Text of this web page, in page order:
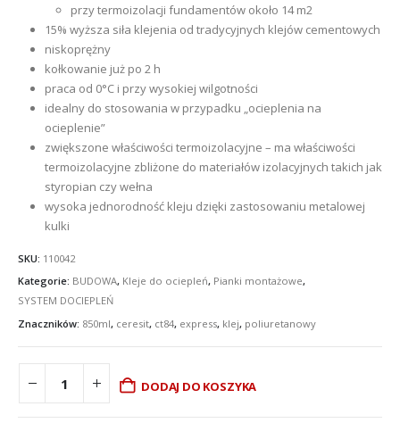
przy termoizolacji fundamentów około 14 m2
15% wyższa siła klejenia od tradycyjnych klejów cementowych
niskoprężny
kołkowanie już po 2 h
praca od 0°C i przy wysokiej wilgotności
idealny do stosowania w przypadku „ocieplenia na
ocieplenie”
zwiększone właściwości termoizolacyjne – ma właściwości
termoizolacyjne zbliżone do materiałów izolacyjnych takich jak
styropian czy wełna
wysoka jednorodność kleju dzięki zastosowaniu metalowej
kulki
SKU: 110042
Kategorie: BUDOWA, Kleje do ociepleń, Pianki montażowe,
SYSTEM DOCIEPLEŃ
Znaczników: 850ml, ceresit, ct84, express, klej, poliuretanowy
DODAJ DO KOSZYKA